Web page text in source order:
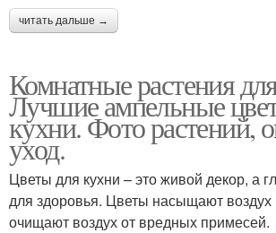
читать дальше →
Комнатные растения
Лучшие ампельные
кухни. Фото растений,
уход.
Цветы для кухни – это живой декор, а
для здоровья. Цветы насыщают воздух
очищают воздух от вредных примесей.